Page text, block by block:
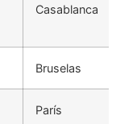
Casablanca
Bruselas
París